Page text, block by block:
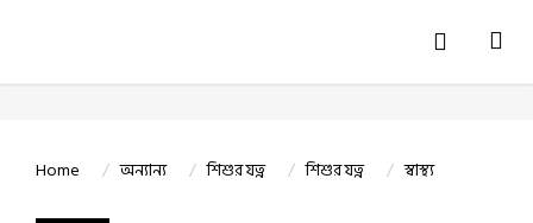
Home অন্যান্য শিশুর যত্ন শিশুর যত্ন স্বাস্থ্য